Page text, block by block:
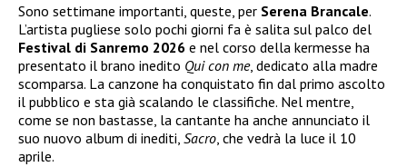
Sono settimane importanti, queste, per Serena Brancale.
L’artista pugliese solo pochi giorni fa è salita sul palco del
Festival di Sanremo 2026 e nel corso della kermesse ha
presentato il brano inedito Qui con me, dedicato alla madre
scomparsa. La canzone ha conquistato fin dal primo ascolto
il pubblico e sta già scalando le classifiche. Nel mentre,
come se non bastasse, la cantante ha anche annunciato il
suo nuovo album di inediti, Sacro , che vedrà la luce il 10
aprile.